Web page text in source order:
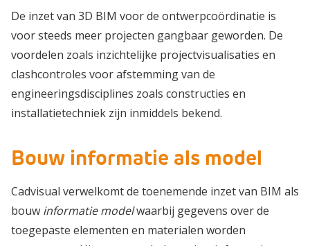
De inzet van 3D BIM voor de ontwerpcoördinatie is
voor steeds meer projecten gangbaar geworden. De
voordelen zoals inzichtelijke projectvisualisaties en
clashcontroles voor afstemming van de
engineeringsdisciplines zoals constructies en
installatietechniek zijn inmiddels bekend.
Bouw informatie als model
Cadvisual verwelkomt de toenemende inzet van BIM als
bouw informatie modelwaarbij gegevens over de
toegepaste elementen en materialen worden